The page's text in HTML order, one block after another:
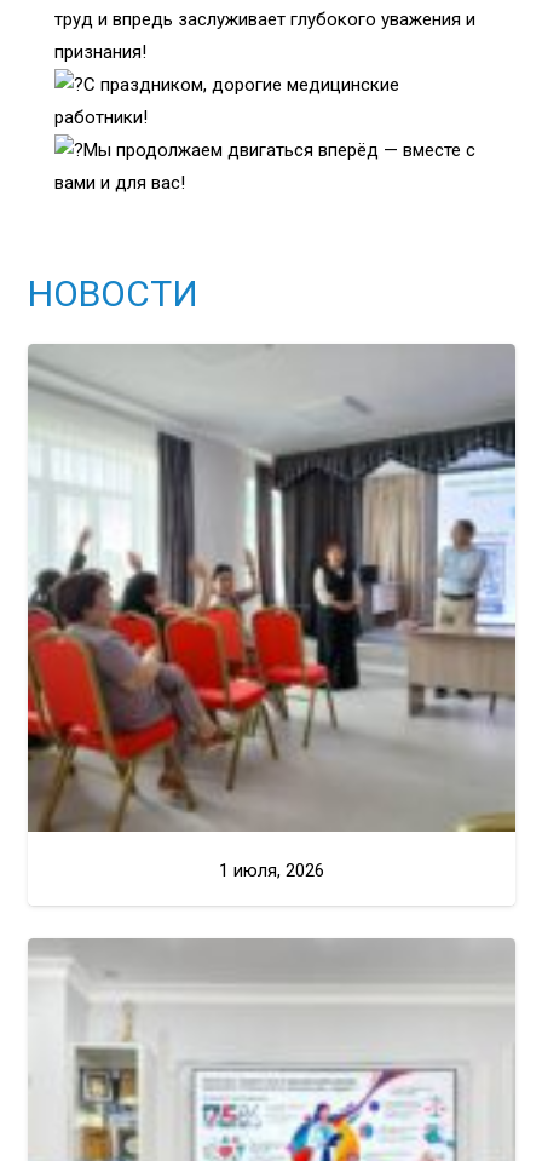
труд и впредь заслуживает глубокого уважения и
признания!
С праздником, дорогие медицинские
работники!
Мы продолжаем двигаться вперёд — вместе с
вами и для вас!
НОВОСТИ
1 июля, 2026